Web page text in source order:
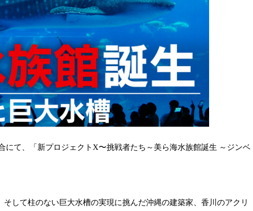
にて、「新プロジェクトX〜挑戦者たち～美ら海水族館誕生 ～ジンベ
して柱のない巨大水槽の実現に挑んだ沖縄の建築家、香川のアクリ